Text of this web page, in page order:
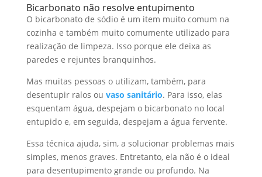
Bicarbonato não resolve entupimento
O bicarbonato de sódio é um item muito comum na
cozinha e também muito comumente utilizado para
realização de limpeza. Isso porque ele deixa as
paredes e rejuntes branquinhos.
Mas muitas pessoas o utilizam, também, para
desentupir ralos ou vaso sanitário. Para isso, elas
esquentam água, despejam o bicarbonato no local
entupido e, em seguida, despejam a água fervente.
Essa técnica ajuda, sim, a solucionar problemas mais
simples, menos graves. Entretanto, ela não é o ideal
para desentupimento grande ou profundo. Na